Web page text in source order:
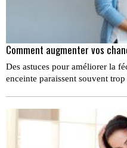
Comment augmenter vos
Des astuces pour améliorer la
enceinte paraissent souvent